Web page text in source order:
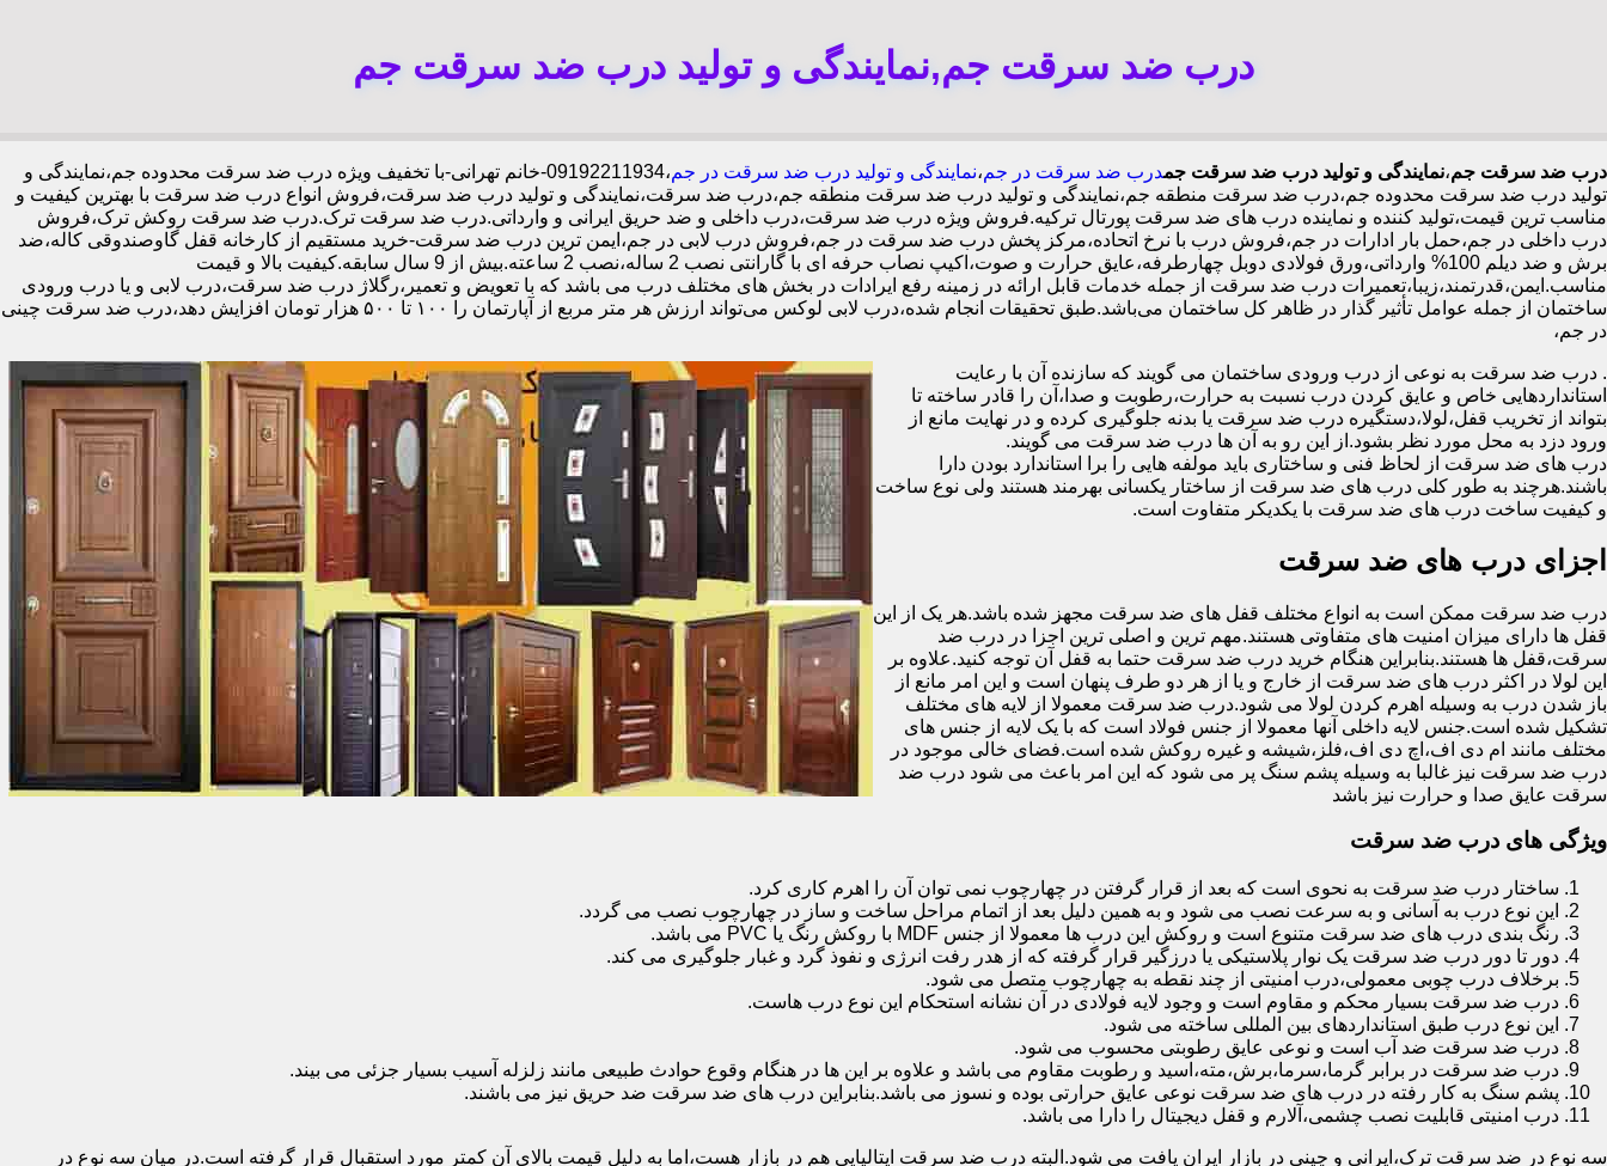
درب ضد سرقت جم,نمایندگی و تولید درب ضد سرقت جم
درب ضد سرقت جم،نمایندگی و تولید درب ضد سرقت جمدرب ضد سرقت در جم،نمایندگی و تولید درب ضد سرقت در جم
،09192211934-خانم تهرانی-با تخفیف ویژه درب ضد سرقت محدوده جم،نمایندگی و
تولید درب ضد سرقت محدوده جم،درب ضد سرقت منطقه جم،نمایندگی و تولید درب ضد سرقت منطقه جم،درب ضد سرقت،نمایندگی و تولید درب ضد سرقت،فروش انواع درب ضد سرقت با بهترین کیفیت و
مناسب ترین قیمت،تولید کننده و نماینده درب های ضد سرقت پورتال ترکیه.فروش ویژه درب ضد سرقت،درب داخلی و ضد حریق ایرانی و وارداتی.درب ضد سرقت ترک.درب ضد سرقت روکش ترک،فروش
درب داخلی در جم،حمل بار ادارات در جم،فروش درب با نرخ اتحاده،مرکز پخش درب ضد سرقت در جم،فروش درب لابی در جم،ایمن ترین درب ضد سرقت-خرید مستقیم از کارخانه قفل گاوصندوقی کاله،ضد
برش و ضد دیلم 100% وارداتی،ورق فولادی دوبل چهارطرفه،عایق حرارت و صوت،اکیپ نصاب حرفه ای با گارانتی نصب 2 ساله،نصب 2 ساعته.بیش از 9 سال سابقه.کیفیت بالا و قیمت
مناسب.ایمن،قدرتمند،زیبا،تعمیرات درب ضد سرقت از جمله خدمات قابل ارائه در زمینه رفع ایرادات در بخش های مختلف درب می باشد که با تعویض و تعمیر،رگلاژ درب ضد سرقت،درب لابی و یا درب ورودی
ساختمان از جمله عوامل تأثیر گذار در ظاهر کل ساختمان می‌باشد.طبق تحقیقات انجام شده،درب لابی لوکس می‌تواند ارزش هر متر مربع از آپارتمان را ۱۰۰ تا ۵۰۰ هزار تومان افزایش دهد،درب ضد سرقت چینی
در جم،
. درب ضد سرقت به نوعی از درب ورودی ساختمان می گویند که سازنده آن با رعایت
استانداردهایی خاص و عایق کردن درب نسبت به حرارت،رطوبت و صدا،آن را قادر ساخته تا
بتواند از تخریب قفل،لولا،دستگیره درب ضد سرقت یا بدنه جلوگیری کرده و در نهایت مانع از
ورود دزد به محل مورد نظر بشود.از این رو به آن ها درب ضد سرقت می گویند.
درب های ضد سرقت از لحاظ فنی و ساختاری باید مولفه هایی را برا استاندارد بودن دارا
باشند.هرچند به طور کلی درب های ضد سرقت از ساختار یکسانی بهرمند هستند ولی نوع ساخت
و کیفیت ساخت درب های ضد سرقت با یکدیکر متفاوت است.
اجزای درب های ضد سرقت
درب ضد سرقت ممکن است به انواع مختلف قفل های ضد سرقت مجهز شده باشد.هر یک از این
قفل ها دارای میزان امنیت های متفاوتی هستند.مهم ترین و اصلی ترین اجزا در درب ضد
سرقت،قفل ها هستند.بنابراین هنگام خرید درب ضد سرقت حتما به قفل آن توجه کنید.علاوه بر
این لولا در اکثر درب های ضد سرقت از خارج و یا از هر دو طرف پنهان است و این امر مانع از
باز شدن درب به وسیله اهرم کردن لولا می شود.درب ضد سرقت معمولا از لایه های مختلف
تشکیل شده است.جنس لایه داخلی آنها معمولا از جنس فولاد است که با یک لایه از جنس های
مختلف مانند ام دی اف،اچ دی اف،فلز،شیشه و غیره روکش شده است.فضای خالی موجود در
درب ضد سرقت نیز غالبا به وسیله پشم سنگ پر می شود که این امر باعث می شود درب ضد
سرقت عایق صدا و حرارت نیز باشد
ویژگی های درب ضد سرقت
ساختار درب ضد سرقت به نحوی است که بعد از قرار گرفتن در چهارچوب نمی توان آن را اهرم کاری کرد.
این نوع درب به آسانی و به سرعت نصب می شود و به همین دلیل بعد از اتمام مراحل ساخت و ساز در چهارچوب نصب می گردد.
رنگ بندی درب های ضد سرقت متنوع است و روکش این درب ها معمولا از جنس MDF با روکش رنگ یا PVC می باشد.
دور تا دور درب ضد سرقت یک نوار پلاستیکی یا درزگیر قرار گرفته که از هدر رفت انرژی و نفوذ گرد و غبار جلوگیری می کند.
برخلاف درب چوبی معمولی،درب امنیتی از چند نقطه به چهارچوب متصل می شود.
درب ضد سرقت بسیار محکم و مقاوم است و وجود لایه فولادی در آن نشانه استحکام این نوع درب هاست.
این نوع درب طبق استانداردهای بین المللی ساخته می شود.
درب ضد سرقت ضد آب است و نوعی عایق رطوبتی محسوب می شود.
درب ضد سرقت در برابر گرما،سرما،برش،مته،اسید و رطوبت مقاوم می باشد و علاوه بر این ها در هنگام وقوع حوادث طبیعی مانند زلزله آسیب بسیار جزئی می بیند.
پشم سنگ به کار رفته در درب های ضد سرقت نوعی عایق حرارتی بوده و نسوز می باشد.بنابراین درب های ضد سرقت ضد حریق نیز می باشند.
درب امنیتی قابلیت نصب چشمی،آلارم و قفل دیجیتال را دارا می باشد.
سه نوع در ضد سرقت ترک،ایرانی و چینی در بازار ایران یافت می شود.البته درب ضد سرقت ایتالیایی هم در بازار هست،اما به دلیل قیمت بالای آن کمتر مورد استقبال قرار گرفته است.در میان سه نوع در